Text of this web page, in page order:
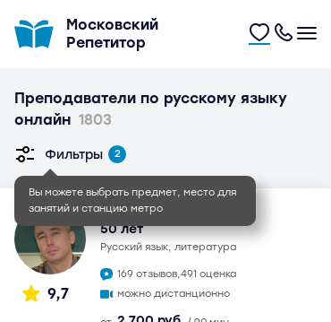
Московский
Репетитор
Преподаватели по русскому языку
онлайн 1803
Вы можете выбрать предмет, место для
занятий и станцию метро
Фильтры 2
9,7
Иван Игоревич
50 лет
русский язык, литература
169 отзывов,491 оценка
можно дистанционно